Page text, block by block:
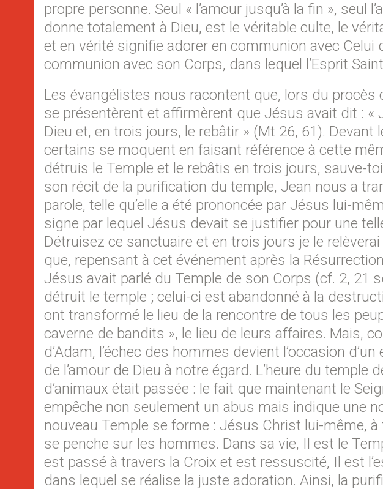
propre personne. Seul « l’amour jusqu’à la fin », seul
donne totalement à Dieu, est le véritable culte, le
et en vérité signifie adorer en communion avec Celui
communion avec son Corps, dans lequel l’Esprit
Les évangélistes nous racontent que, lors du
se présentèrent et affirmèrent que Jésus avait dit : «
Dieu et, en trois jours, le rebâtir » (Mt 26, 61). Devant
certains se moquent en faisant référence à cette
détruis le Temple et le rebâtis en trois jours, sauve-
son récit de la purification du temple, Jean nous a
parole, telle qu’elle a été prononcée par Jésus lui-
signe par lequel Jésus devait se justifier pour une
Détruisez ce sanctuaire et en trois jours je le
que, repensant à cet événement après la
Jésus avait parlé du Temple de son Corps (cf. 2, 21
détruit le temple ; celui-ci est abandonné à la
ont transformé le lieu de la rencontre de tous les
caverne de bandits », le lieu de leurs affaires. Mais,
d’Adam, l’échec des hommes devient l’occasion
de l’amour de Dieu à notre égard. L’heure du temple
d’animaux était passée : le fait que maintenant le
empêche non seulement un abus mais indique une
nouveau Temple se forme : Jésus Christ lui-même, à
se penche sur les hommes. Dans sa vie, Il est le
est passé à travers la Croix et est ressuscité, Il est
dans lequel se réalise la juste adoration. Ainsi, la